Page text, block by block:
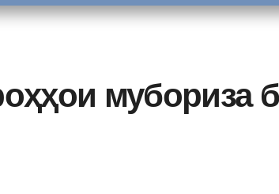
мубориза